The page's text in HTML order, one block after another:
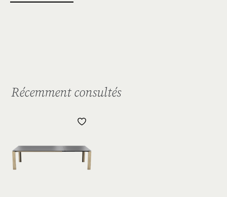
Récemment consultés
LISTE
D’ENVIE